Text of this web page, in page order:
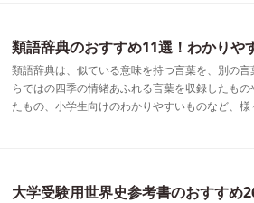
類語辞典のおすすめ11選！わかりや
類語辞典は、似ている意味を持つ言葉を、別の
らではの四季の情緒あふれる言葉を収録したも
たもの、小学生向けのわかりやすいものなど、
大学受験用世界史参考書のおすすめ